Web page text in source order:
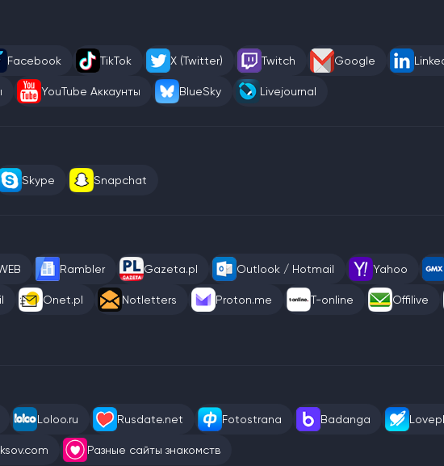
Facebook TikTok X (Twitter) Twitch Google
YouTube Аккаунты BlueSky Livejournal
Skype Snapchat
Rambler Gazeta.pl Outlook / Hotmail Yahoo
Onet.pl Notletters Proton.me T-online Offilive
Loloo.ru Rusdate.net Fotostrana Badanga
Разные сайты знакомств